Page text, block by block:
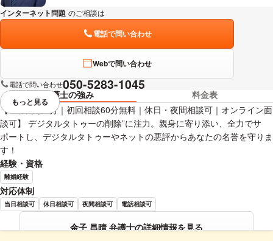
インターネット問題 のご相談は
電話で問い合わせ
Webで問い合わせ
電話で問い合わせ050-5283-1045
弁護士の強み
料金表
【JR大塚駅7分｜初回相談60分無料｜休日・夜間相談可｜オンライン面
談可】 デジタルタトゥーの削除”に注力。親身に寄り添い、全力でサ
ポートし、デジタルタトゥーやネットの悪評からあなたの名誉を守りま
す！
経験・資格
離婚経験
対応体制
当日相談可 休日相談可 夜間相談可 電話相談可
金子 昌晴 弁護士の詳細情報を見る
視覚的に省略されている要素を
もっと見る